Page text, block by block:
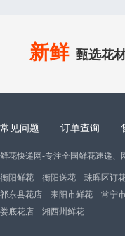
新鲜 甄选花
常见问题 订单查询
鲜花快递网-专注全国鲜花速递
衡阳鲜花 衡阳送花 珠晖区订
祁东县花店
耒阳市鲜花 常宁
娄底花店
湘西州鲜花